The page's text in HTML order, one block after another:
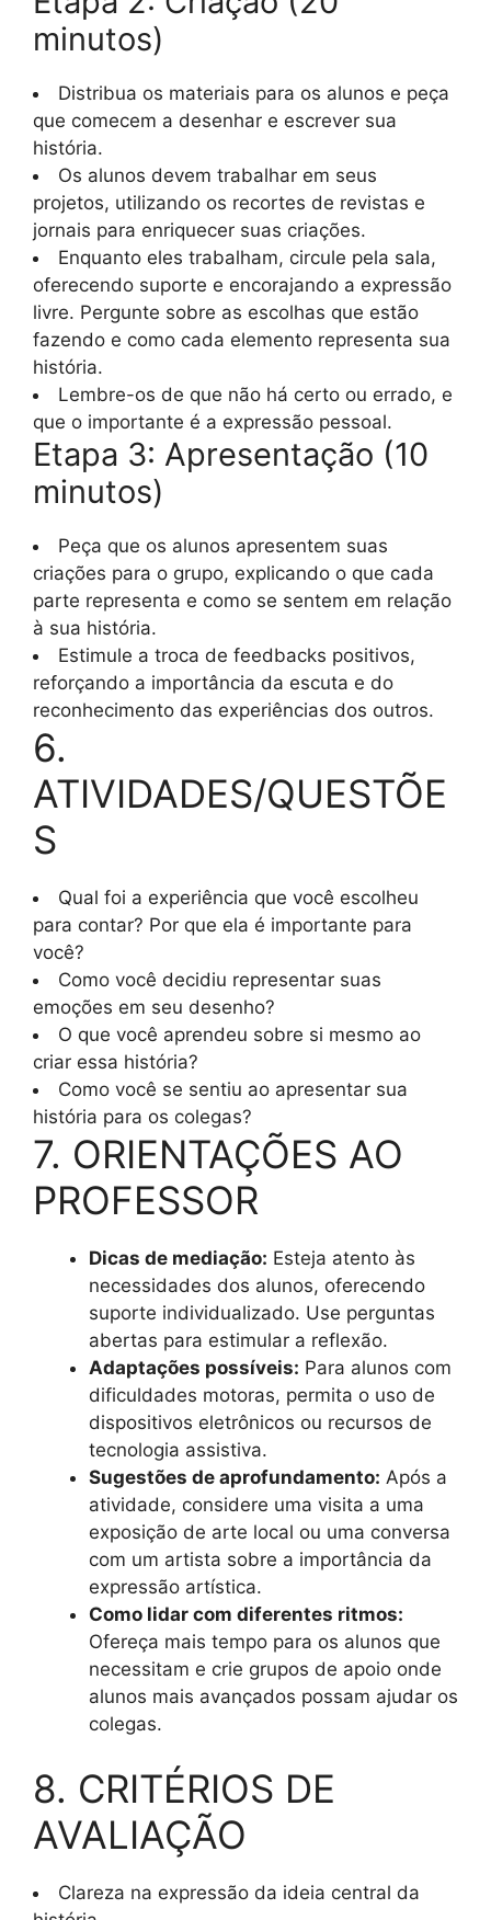
minutos)
Distribua os materiais para os alunos e peça
que comecem a desenhar e escrever sua
história.
Os alunos devem trabalhar em seus
projetos, utilizando os recortes de revistas e
jornais para enriquecer suas criações.
Enquanto eles trabalham, circule pela sala,
oferecendo suporte e encorajando a expressão
livre. Pergunte sobre as escolhas que estão
fazendo e como cada elemento representa sua
história.
Lembre-os de que não há certo ou errado, e
que o importante é a expressão pessoal.
Etapa 3: Apresentação (10
minutos)
Peça que os alunos apresentem suas
criações para o grupo, explicando o que cada
parte representa e como se sentem em relação
à sua história.
Estimule a troca de feedbacks positivos,
reforçando a importância da escuta e do
reconhecimento das experiências dos outros.
6.
ATIVIDADES/QUESTÕE
S
Qual foi a experiência que você escolheu
para contar? Por que ela é importante para
você?
Como você decidiu representar suas
emoções em seu desenho?
O que você aprendeu sobre si mesmo ao
criar essa história?
Como você se sentiu ao apresentar sua
história para os colegas?
7. ORIENTAÇÕES AO
PROFESSOR
Dicas de mediação: Esteja atento às
necessidades dos alunos, oferecendo
suporte individualizado. Use perguntas
abertas para estimular a reflexão.
Adaptações possíveis: Para alunos com
dificuldades motoras, permita o uso de
dispositivos eletrônicos ou recursos de
tecnologia assistiva.
Sugestões de aprofundamento: Após a
atividade, considere uma visita a uma
exposição de arte local ou uma conversa
com um artista sobre a importância da
expressão artística.
Como lidar com diferentes ritmos:
Ofereça mais tempo para os alunos que
necessitam e crie grupos de apoio onde
alunos mais avançados possam ajudar os
colegas.
8. CRITÉRIOS DE
AVALIAÇÃO
Clareza na expressão da ideia central da